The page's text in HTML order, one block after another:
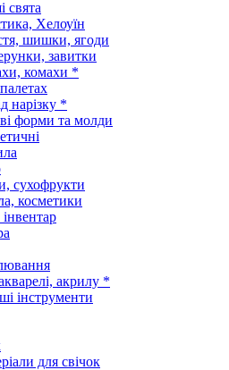
свята
Хелоуїн
шишки, ягоди
завитки
комахи *
нарізку *
форми та молди
сухофрукти
косметики
акрилу *
інструменти
для свічок